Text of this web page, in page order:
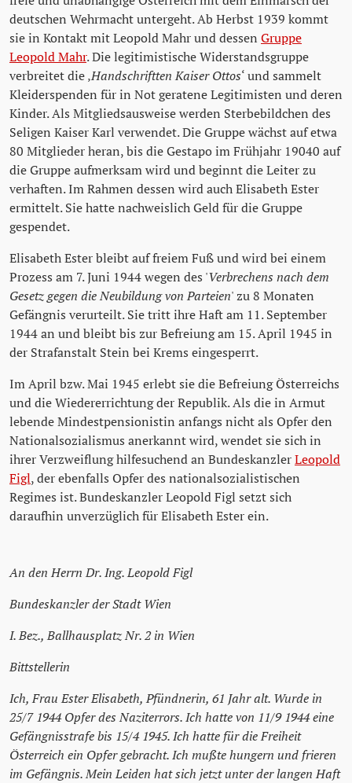
deutschen Wehrmacht untergeht. Ab Herbst 1939 kommt
sie in Kontakt mit Leopold Mahr und dessen Gruppe
Leopold Mahr. Die legitimistische Widerstandsgruppe
verbreitet die ‚Handschriftten Kaiser Ottos‘ und sammelt
Kleiderspenden für in Not geratene Legitimisten und deren
Kinder. Als Mitgliedsausweise werden Sterbebildchen des
Seligen Kaiser Karl verwendet. Die Gruppe wächst auf etwa
80 Mitglieder heran, bis die Gestapo im Frühjahr 19040 auf
die Gruppe aufmerksam wird und beginnt die Leiter zu
verhaften. Im Rahmen dessen wird auch Elisabeth Ester
ermittelt. Sie hatte nachweislich Geld für die Gruppe
gespendet.
Elisabeth Ester bleibt auf freiem Fuß und wird bei einem
Prozess am 7. Juni 1944 wegen des 'Verbrechens nach dem
Gesetz gegen die Neubildung von Parteien' zu 8 Monaten
Gefängnis verurteilt. Sie tritt ihre Haft am 11. September
1944 an und bleibt bis zur Befreiung am 15. April 1945 in
der Strafanstalt Stein bei Krems eingesperrt.
Im April bzw. Mai 1945 erlebt sie die Befreiung Österreichs
und die Wiedererrichtung der Republik. Als die in Armut
lebende Mindestpensionistin anfangs nicht als Opfer den
Nationalsozialismus anerkannt wird, wendet sie sich in
ihrer Verzweiflung hilfesuchend an BundeskanzlerLeopold
Figl, der ebenfalls Opfer des nationalsozialistischen
Regimes ist. Bundeskanzler Leopold Figl setzt sich
daraufhin unverzüglich für Elisabeth Ester ein.
An den Herrn Dr. Ing. Leopold Figl
Bundeskanzler der Stadt Wien
I. Bez., Ballhausplatz Nr. 2 in Wien
Bittstellerin
Ich, Frau Ester Elisabeth, Pfündnerin, 61 Jahr alt. Wurde in
25/7 1944 Opfer des Naziterrors. Ich hatte von 11/9 1944 eine
Gefängnisstrafe bis 15/4 1945. Ich hatte für die Freiheit
Österreich ein Opfer gebracht. Ich mußte hungern und frieren
im Gefängnis. Mein Leiden hat sich jetzt unter der langen Haft